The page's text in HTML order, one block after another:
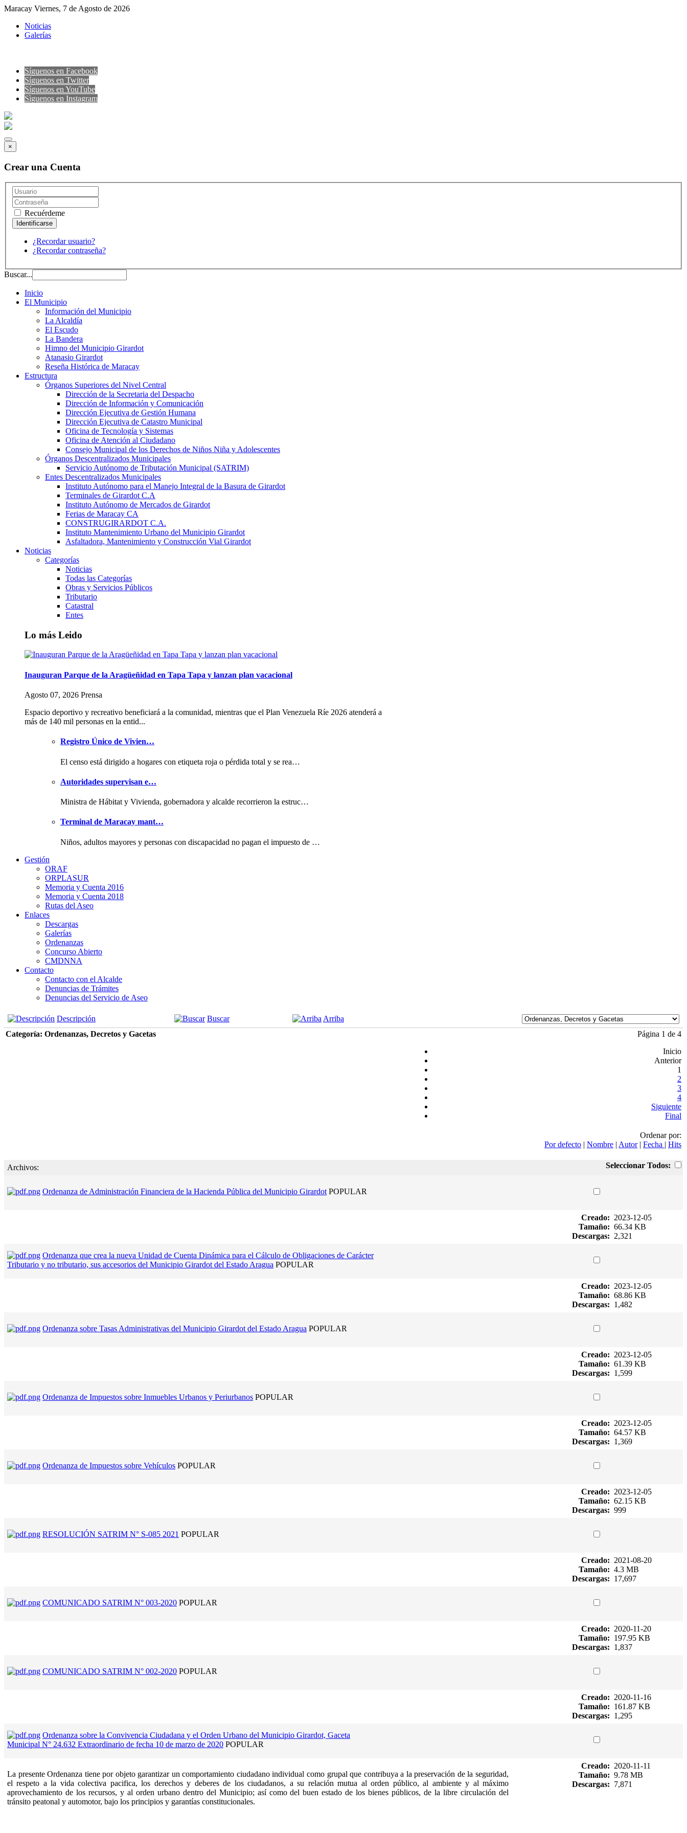
Maracay Viernes, 7 de Agosto de 2026
Noticias
Galerías
Síguenos en Facebook
Síguenos en Twitter
Síguenos en YouTube
Sìguenos en Instagram
×
Crear una Cuenta
Recuérdeme
¿Recordar usuario?
¿Recordar contraseña?
Buscar...
Inicio
El Municipio
Información del Municipio
La Alcaldía
El Escudo
La Bandera
Himno del Municipio Girardot
Atanasio Girardot
Reseña Histórica de Maracay
Estructura
Órganos Superiores del Nivel Central
Dirección de la Secretaria del Despacho
Dirección de Información y Comunicación
Dirección Ejecutiva de Gestión Humana
Dirección Ejecutiva de Catastro Municipal
Oficina de Tecnología y Sistemas
Oficina de Atención al Ciudadano
Consejo Municipal de los Derechos de Niños Niña y Adolescentes
Órganos Descentralizados Municipales
Servicio Autónomo de Tributación Municipal (SATRIM)
Entes Descentralizados Municipales
Instituto Autónomo para el Manejo Integral de la Basura de Girardot
Terminales de Girardot C.A
Instituto Autónomo de Mercados de Girardot
Ferias de Maracay CA
CONSTRUGIRARDOT C.A.
Instituto Mantenimiento Urbano del Municipio Girardot
Asfaltadora, Mantenimiento y Construcción Vial Girardot
Noticias
Categorías
Noticias
Todas las Categorías
Obras y Servicios Públicos
Tributario
Catastral
Entes
Lo más Leido
Inauguran Parque de la Aragüeñidad en Tapa Tapa y lanzan plan vacacional
Agosto 07, 2026 Prensa
Espacio deportivo y recreativo beneficiará a la comunidad, mientras que el Plan Venezuela Ríe 2026 atenderá a
más de 140 mil personas en la entid...
Registro Único de Vivien…
El censo está dirigido a hogares con etiqueta roja o pérdida total y se rea…
Autoridades supervisan e…
Ministra de Hábitat y Vivienda, gobernadora y alcalde recorrieron la estruc…
Terminal de Maracay mant…
Niños, adultos mayores y personas con discapacidad no pagan el impuesto de …
Gestión
ORAF
ORPLASUR
Memoria y Cuenta 2016
Memoria y Cuenta 2018
Rutas del Aseo
Enlaces
Descargas
Galerías
Ordenanzas
Concurso Abierto
CMDNNA
Contacto
Contacto con el Alcalde
Denuncias de Trámites
Denuncias del Servicio de Aseo
Descripción Buscar
Arriba
Categoría: Ordenanzas, Decretos y Gacetas
Página 1 de 4
Inicio
Anterior
1
2
3
4
Siguiente
Final
Ordenar por:
Por defecto | Nombre | Autor| Fecha | Hits
Seleccionar Todos:
Archivos:
Ordenanza de Administración Financiera de la Hacienda Pública del Municipio Girardot POPULAR
Creado:
Tamaño:
Descargas:
2023-12-05
66.34 KB
2,321
Ordenanza que crea la nueva Unidad de Cuenta Dinámica para el Cálculo de Obligaciones de Carácter
Tributario y no tributario, sus accesorios del Municipio Girardot del Estado Aragua POPULAR
Creado:
Tamaño:
Descargas:
2023-12-05
68.86 KB
1,482
Ordenanza sobre Tasas Administrativas del Municipio Girardot del Estado Aragua POPULAR
Creado:
Tamaño:
Descargas:
2023-12-05
61.39 KB
1,599
Ordenanza de Impuestos sobre Inmuebles Urbanos y Periurbanos POPULAR
Creado:
Tamaño:
Descargas:
2023-12-05
64.57 KB
1,369
Ordenanza de Impuestos sobre Vehículos POPULAR
Creado:
Tamaño:
Descargas:
2023-12-05
62.15 KB
999
RESOLUCIÓN SATRIM N° S-085 2021 POPULAR
Creado:
Tamaño:
Descargas:
2021-08-20
4.3 MB
17,697
COMUNICADO SATRIM N° 003-2020 POPULAR
Creado:
Tamaño:
Descargas:
2020-11-20
197.95 KB
1,837
COMUNICADO SATRIM N° 002-2020 POPULAR
Creado:
Tamaño:
Descargas:
2020-11-16
161.87 KB
1,295
Ordenanza sobre la Convivencia Ciudadana y el Orden Urbano del Municipio Girardot, Gaceta
Municipal N° 24.632 Extraordinario de fecha 10 de marzo de 2020 POPULAR
La presente Ordenanza tiene por objeto garantizar un comportamiento ciudadano individual como grupal que contribuya a la preservación de la seguridad,
el respeto a la vida colectiva pacifica, los derechos y deberes de los ciudadanos, a su relación mutua al orden público, al ambiente y al máximo
aprovechamiento de los recursos, y al orden urbano dentro del Municipio; así como del buen estado de los bienes públicos, de la libre circulación del
tránsito peatonal y automotor, bajo los principios y garantías constitucionales.
Creado:
Tamaño:
Descargas:
2020-11-11
9.78 MB
7,871